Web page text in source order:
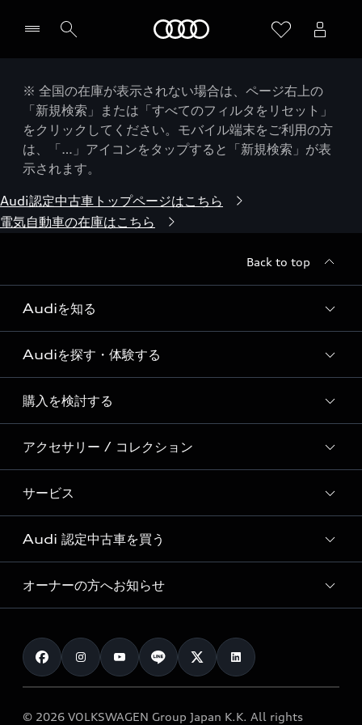
※ 全国の在庫が表示されない場合は、ページ右上の
「新規検索」または「すべてのフィルタをリセット」
をクリックしてください。モバイル端末をご利用の方
は、「…」アイコンをタップすると「新規検索」が表
示されます。
Audi認定中古車トップページはこちら
電気自動車の在庫はこちら
Back to top
Audiを知る
Audi ブランド
Story of Progress
Audi Sport
Formula 1®
デジタルサービス
Audiを探す・体験する
ディーラー検索
新車在庫検索
試乗車・展示車検索
見積り依頼
試乗予約
購入を検討する
モデル一覧
特別仕様モデル / 限定モデル
e-tronラインアップ
価格シミュレーション
車両比較
カタログ一覧
アクセサリー / コレクション
純正アクセサリー
オンラインショップ
Audi collection
アウディナビアプリ
サービス
サービス入庫予約
サービスプログラム
メンテナンス
車検 / 定期点検
e-tronアフターサポート
Audi 認定中古車を買う
Audi認定中古車
クオリティ
保証
メンテナンス
オーナーの方へお知らせ
お知らせ
オーナー様向けキャンペーン
© 2026 VOLKSWAGEN Group Japan K.K. All rights